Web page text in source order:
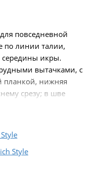
повседневной
по линии талии,
икры.
вытачками, с
планкой, нижняя
срезу; в шве
Style